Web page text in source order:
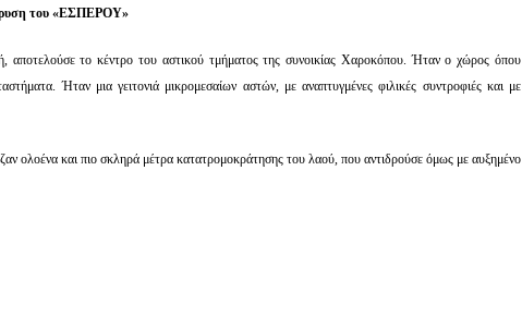
του «ΕΣΠΕΡΟΥ»
το κέντρο του αστικού τμήματος της συνοικίας Χαροκόπου. Ήταν ο χώρος όπου
Ήταν μια γειτονιά μικρομεσαίων αστών, με αναπτυγμένες φιλικές συντροφιές και με
ολοένα και πιο σκληρά μέτρα κατατρομοκράτησης του λαού, που αντιδρούσε όμως με αυξημένο